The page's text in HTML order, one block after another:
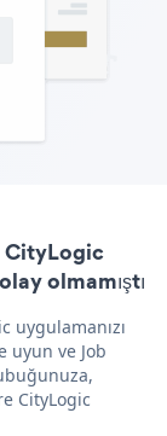
CityLogic
olmamıştı
uygulamanızı
ve Job
CityLogic